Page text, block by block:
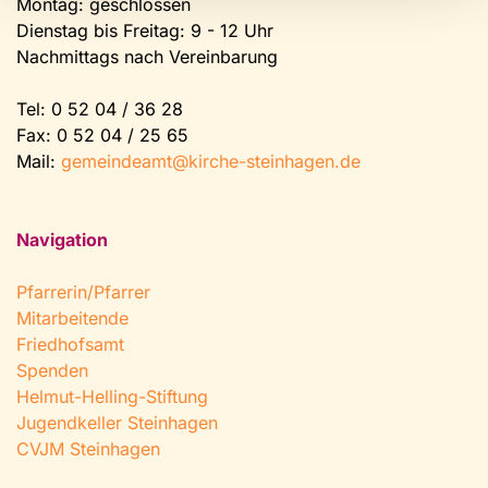
Montag: geschlossen
Dienstag bis Freitag: 9 - 12 Uhr
Nachmittags nach Vereinbarung
Tel: 0 52 04 / 36 28
Fax: 0 52 04 / 25 65
Mail: gemeindeamt@kirche-steinhagen.de
Navigation
Pfarrerin/Pfarrer
Mitarbeitende
Friedhofsamt
Spenden
Helmut-Helling-Stiftung
Jugendkeller Steinhagen
CVJM Steinhagen